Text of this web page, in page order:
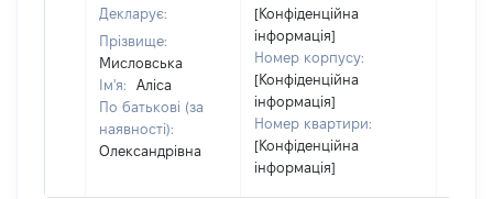
Декларує:
Прізвище:
Мисловська
Ім'я:
Аліса
По батькові (за
наявності):
Олександрівна
[Конфіденційна
інформація]
Номер корпусу:
[Конфіденційна
інформація]
Номер квартири:
[Конфіденційна
інформація]